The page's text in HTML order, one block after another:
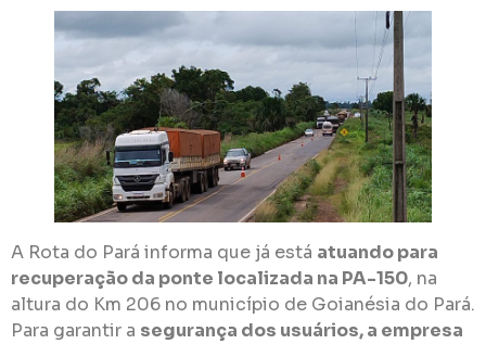
A Rota do Pará informa que já está atuando para
recuperação da ponte localizada na PA-150, na
altura do Km 206 no município de Goianésia do Pará.
Para garantir a segurança dos usuários, a empresa